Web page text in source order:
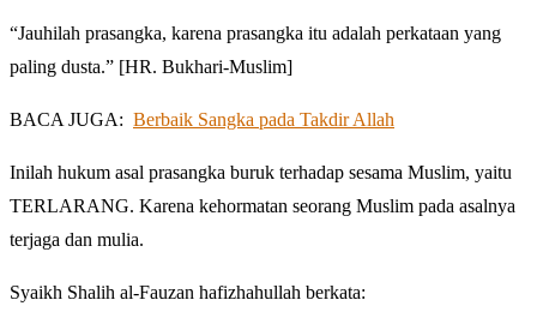
“Jauhilah prasangka, karena prasangka itu adalah perkataan yang
paling dusta.” [HR. Bukhari-Muslim]
BACA JUGA: Berbaik Sangka pada Takdir Allah
Inilah hukum asal prasangka buruk terhadap sesama Muslim, yaitu
TERLARANG. Karena kehormatan seorang Muslim pada asalnya
terjaga dan mulia.
Syaikh Shalih al-Fauzan hafizhahullah berkata: